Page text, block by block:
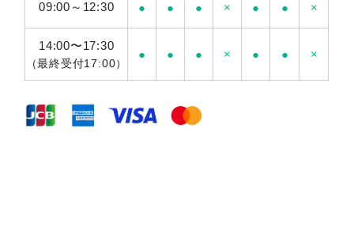
09:00～12:30 ● ● ● × ● ● ×
14:00〜17:30
（最終受付17:00）
● ● ● × ● ● ×